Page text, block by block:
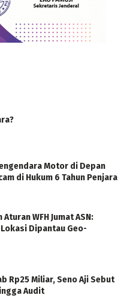
Motor di Depan
di Hukum 6 Tahun Penjara
WFH Jumat ASN:
Dipantau Geo-
Rp25 Miliar, Seno Aji Sebut
Audit